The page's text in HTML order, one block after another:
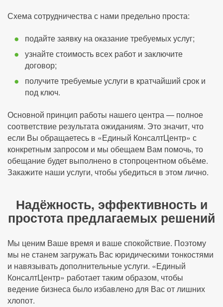
Схема сотрудничества с нами предельно проста:
подайте заявку на оказание требуемых услуг;
узнайте стоимость всех работ и заключите
договор;
получите требуемые услуги в кратчайший срок и
под ключ.
Основной принцип работы нашего центра — полное
соответствие результата ожиданиям. Это значит, что
если Вы обращаетесь в «Единый КонсалтЦентр» с
конкретным запросом и мы обещаем Вам помочь, то
обещание будет выполнено в стопроцентном объёме.
Закажите наши услуги, чтобы убедиться в этом лично.
Надёжность, эффективность и
простота предлагаемых решений
Мы ценим Ваше время и ваше спокойствие. Поэтому
мы не станем загружать Вас юридическими тонкостями
и навязывать дополнительные услуги. «Единый
КонсалтЦентр» работает таким образом, чтобы
ведение бизнеса было избавлено для Вас от лишних
хлопот.